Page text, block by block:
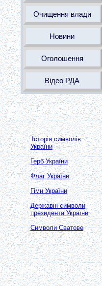
Очищення влади
Новини
Оголошення
Відео РДА
Історія символів
України
Герб України
Флаг України
Гімн України
Державні символи
президента України
Символи Сватове